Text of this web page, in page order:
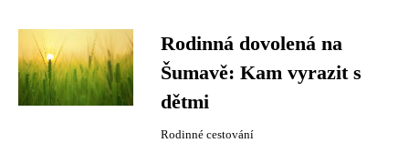
Rodinná dovolená na
Šumavě: Kam vyrazit s
dětmi
Rodinné cestování